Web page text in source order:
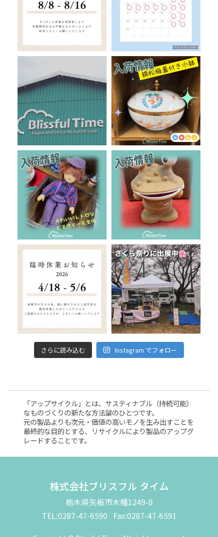
さらに読み込む Instagram でフォロー
「アップサイクル」とは、サスティナブル（持続可能）
なものづくりの新たな方法論のひとつです。
元の製品よりも次元・価値の高いモノを生み出すことを
最終的な目的とする、リサイクルにより製品のアップグ
レードすることです。
株式会社ブリスフル タイム
栃木県矢板市木幡1249-8
TEL:0287-47-6590 Fax:0287-47-6591